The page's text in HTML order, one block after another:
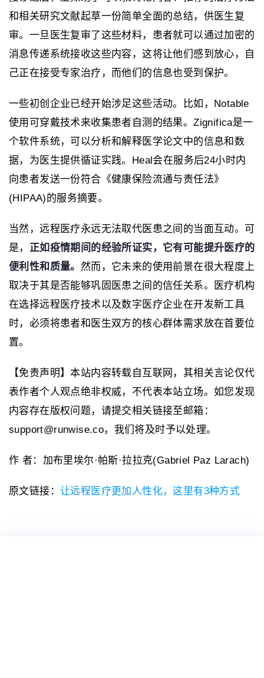
和相关研究文献起草一份简单全面的总结，供医生复
审。一旦医生复审了这些材料，患者就可以通过加密的
消息传递系统接收这些内容，这将让他们感到放心，自
己正在接受专家治疗，而他们的信息也受到保护。
一些初创企业已经开始涉足这些活动。比如，Notable
使用可穿戴技术来收集患者自测的结果。Zignifica是一
个软件系统，可以分析和解释医学论文中的信息和数
据，为医生提供循证实践。Heal会在服务后24小时内
向患者发送一份符合《健康保险流通与责任法》
(HIPAA)的服务摘要。
当然，远程医疗永远无法取代医患之间的当面互动。可
是， 正如疫情期间的经验所证实，它有可能提升医疗的
便利性和质量。 然而，它未来的使用前景在很大程度上
取决于其是否能够巩固医患之间的信任关系。医疗机构
在选择远程医疗技术以及数字医疗企业在开发新工具
时，必须将患者和医生双方的核心群体需求放在首要位
置。
【免责声明】本站内容转载自互联网，其相关言论仅代
表作者个人观点绝非权威，不代表本站立场。如您发现
内容存在版权问题，请提交相关链接至邮箱：
support@runwise.co，我们将及时予以处理。
作 者：加布里埃尔·帕斯·拉拉克(Gabriel Paz Larach)
原文链接： 让远程医疗更加人性化，这里有3种方式